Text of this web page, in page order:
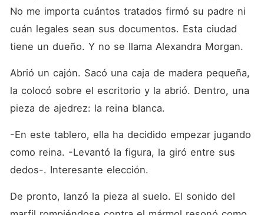
No me importa cuántos tratados firmó su padre ni
cuán legales sean sus documentos. Esta ciudad
tiene un dueño. Y no se llama Alexandra Morgan.
Abrió un cajón. Sacó una caja de madera pequeña,
la colocó sobre el escritorio y la abrió. Dentro, una
pieza de ajedrez: la reina blanca.
-En este tablero, ella ha decidido empezar jugando
como reina. -Levantó la figura, la giró entre sus
dedos-. Interesante elección.
De pronto, lanzó la pieza al suelo. El sonido del